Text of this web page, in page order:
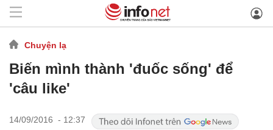
Chuyện lạ
Biến mình thành 'đuốc sống' để
'câu like'
14/09/2016 - 12:37